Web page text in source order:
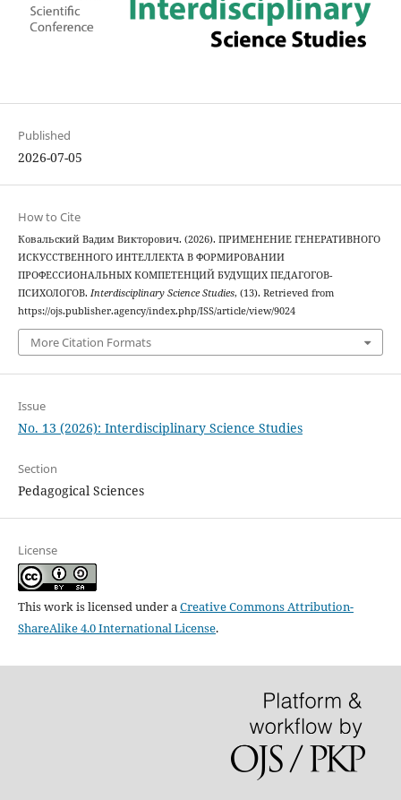
Published
2026-07-05
How to Cite
Ковальский Вадим Викторович. (2026). ПРИМЕНЕНИЕ ГЕНЕРАТИВНОГО
ИСКУССТВЕННОГО ИНТЕЛЛЕКТА В ФОРМИРОВАНИИ
ПРОФЕССИОНАЛЬНЫХ КОМПЕТЕНЦИЙ БУДУЩИХ ПЕДАГОГОВ-
ПСИХОЛОГОВ. Interdisciplinary Science Studies, (13). Retrieved from
https://ojs.publisher.agency/index.php/ISS/article/view/9024
More Citation Formats
Issue
No. 13 (2026): Interdisciplinary Science Studies
Section
Pedagogical Sciences
License
This work is licensed under aCreative Commons Attribution-
ShareAlike 4.0 International License.